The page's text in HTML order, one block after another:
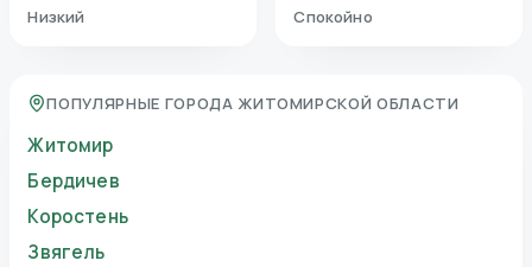
Низкий Спокойно
ПОПУЛЯРНЫЕ ГОРОДА ЖИТОМИРСКОЙ ОБЛАСТИ
Житомир
Бердичев
Коростень
Звягель